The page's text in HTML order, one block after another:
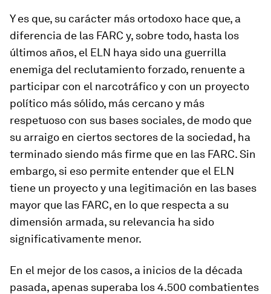
Y es que, su carácter más ortodoxo hace que, a
diferencia de las FARC y, sobre todo, hasta los
últimos años, el ELN haya sido una guerrilla
enemiga del reclutamiento forzado, renuente a
participar con el narcotráfico y con un proyecto
político más sólido, más cercano y más
respetuoso con sus bases sociales, de modo que
su arraigo en ciertos sectores de la sociedad, ha
terminado siendo más firme que en las FARC. Sin
embargo, si eso permite entender que el ELN
tiene un proyecto y una legitimación en las bases
mayor que las FARC, en lo que respecta a su
dimensión armada, su relevancia ha sido
significativamente menor.
En el mejor de los casos, a inicios de la década
pasada, apenas superaba los 4.500 combatientes